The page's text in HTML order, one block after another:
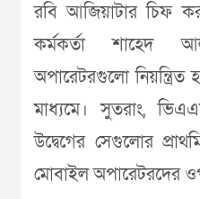
রবি আজিয়াটার চিফ
কর্মকর্তা শাহেদ
অপারেটরগুলো নিয়ন্ত্রিত
মাধ্যমে। সুতরাং,
উদ্বেগের সেগুলোর
মোবাইল অপারেটরদের